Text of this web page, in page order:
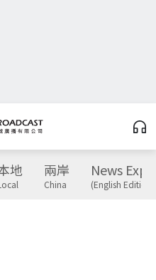
地 兩岸
China
News
(English Edition)